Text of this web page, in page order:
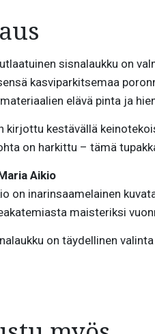
sisnalaukku on
kasviparkitsemaa
elävä pinta ja
kirjottu kestävällä
on harkittu – tämä
Aikio
on inarinsaamelainen
maisteriksi
on täydellinen